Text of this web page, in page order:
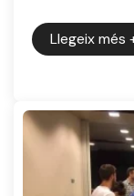
Llegeix més